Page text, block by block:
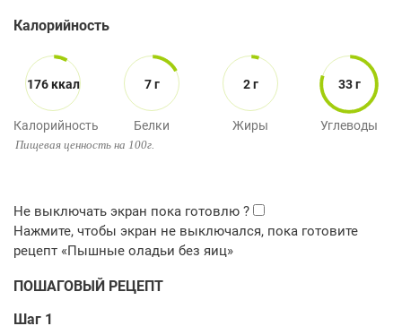
Калорийность
176 ккал
Калорийность
7 г
Белки
2 г
Жиры
33 г
Углеводы
Пищевая ценность на 100г.
ПОШАГОВЫЙ РЕЦЕПТ
Шаг 1